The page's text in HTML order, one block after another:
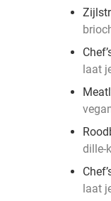
laat
dille-
laat